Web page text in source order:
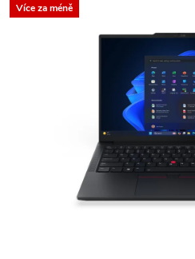
Více za méně